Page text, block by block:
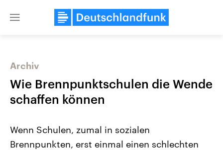
Close
Archiv
Wie Brennpunktschulen die Wende
schaffen können
Wenn Schulen, zumal in sozialen
Brennpunkten, erst einmal einen schlechten